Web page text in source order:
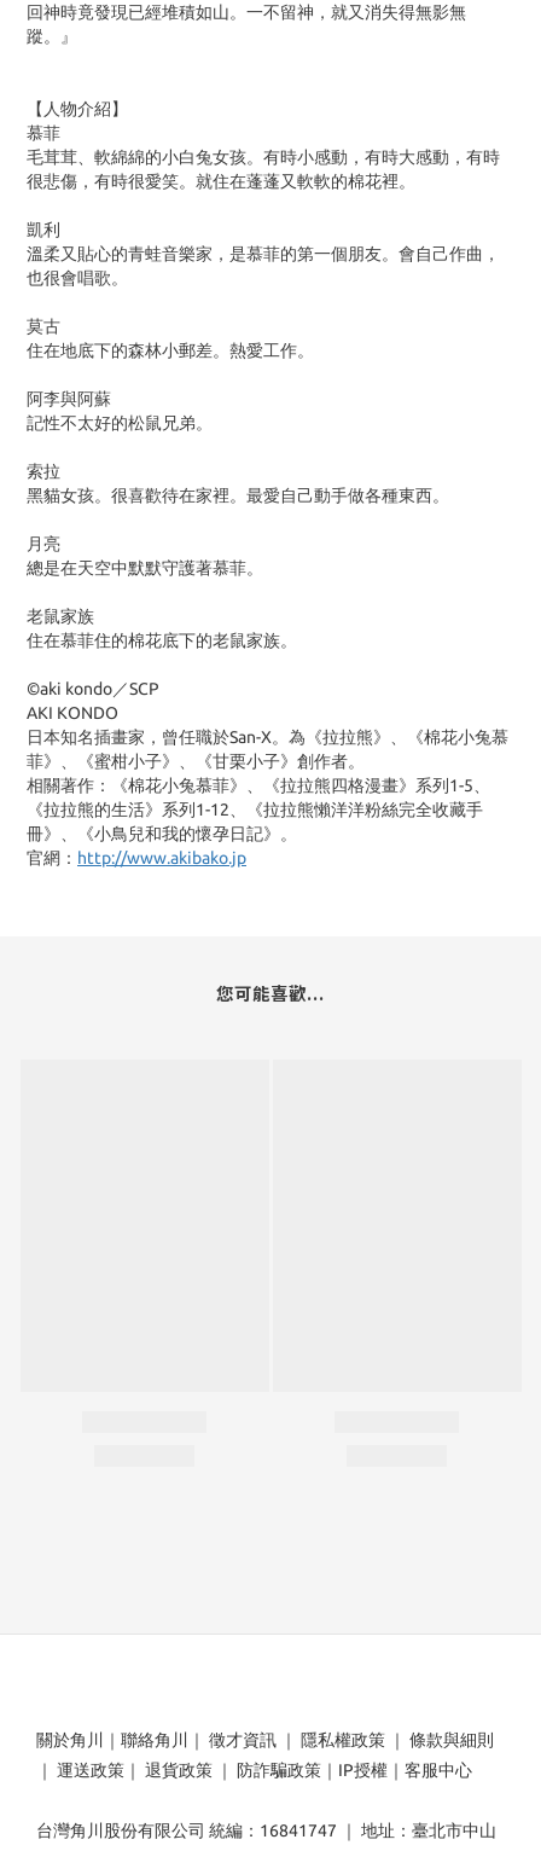
回神時竟發現已經堆積如山。一不留神，就又消失得無影無
蹤。』
【人物介紹】
慕菲
毛茸茸、軟綿綿的小白兔女孩。有時小感動，有時大感動，有時
很悲傷，有時很愛笑。就住在蓬蓬又軟軟的棉花裡。
凱利
溫柔又貼心的青蛙音樂家，是慕菲的第一個朋友。會自己作曲，
也很會唱歌。
莫古
住在地底下的森林小郵差。熱愛工作。
阿李與阿蘇
記性不太好的松鼠兄弟。
索拉
黑貓女孩。很喜歡待在家裡。最愛自己動手做各種東西。
月亮
總是在天空中默默守護著慕菲。
老鼠家族
住在慕菲住的棉花底下的老鼠家族。
©aki kondo／SCP
AKI KONDO
日本知名插畫家，曾任職於San-X。為《拉拉熊》、《棉花小兔慕
菲》、《蜜柑小子》、《甘栗小子》創作者。
相關著作：《棉花小兔慕菲》、《拉拉熊四格漫畫》系列1-5、
《拉拉熊的生活》系列1-12、《拉拉熊懶洋洋粉絲完全收藏手
冊》、《小鳥兒和我的懷孕日記》。
官網： http://www.akibako.jp
您可能喜歡...
關於角川 ｜ 聯絡角川 ｜ 徵才資訊 ｜ 隱私權政策 ｜ 條款與細則
｜ 運送政策 ｜ 退貨政策 ｜ 防詐騙政策 ｜ IP授權 ｜ 客服中心
台灣角川股份有限公司 統編：16841747 ｜ 地址：臺北市中山